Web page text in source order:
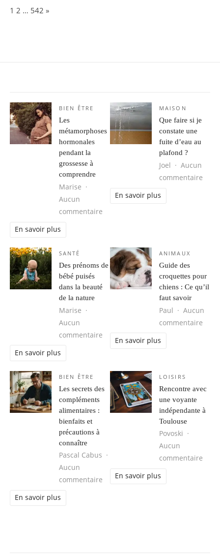
Page:
1 2 … 542 Next
»
BIEN ÊTRE
Les
métamorphoses
hormonales
pendant la
grossesse à
comprendre
Marise
Aucun
commentaire
En savoir plus
MAISON
Que faire si je
constate une
fuite d’eau au
plafond ?
Joel
Aucun
commentaire
En savoir plus
SANTÉ
Des prénoms de
bébé puisés
dans la beauté
de la nature
Marise
Aucun
commentaire
En savoir plus
ANIMAUX
Guide des
croquettes pour
chiens : Ce qu’il
faut savoir
Paul
Aucun
commentaire
En savoir plus
BIEN ÊTRE
Les secrets des
compléments
alimentaires :
bienfaits et
précautions à
connaître
Pascal Cabus
Aucun
commentaire sur Les secrets des
En savoir plus
LOISIRS
Rencontre avec
une voyante
indépendante à
Toulouse
Povoski
Aucun
commentaire
En savoir plus